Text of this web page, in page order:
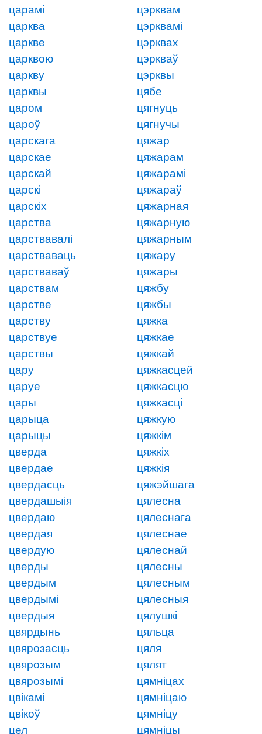
царамі
царква
царкве
царквою
царкву
царквы
царом
цароў
царскага
царскае
царскай
царскі
царскіх
царства
царствавалі
царстваваць
царстваваў
царствам
царстве
царству
царствуе
царствы
цару
царуе
цары
царыца
царыцы
цверда
цвердае
цвердасць
цвердашыія
цвердаю
цвердая
цвердую
цверды
цвердым
цвердымі
цвердыя
цвярдынь
цвярозасць
цвярозым
цвярозымі
цвікамі
цвікоў
цел
цэрквам
цэрквамі
цэрквах
цэркваў
цэрквы
цябе
цягнуць
цягнучы
цяжар
цяжарам
цяжарамі
цяжараў
цяжарная
цяжарную
цяжарным
цяжару
цяжары
цяжбу
цяжбы
цяжка
цяжкае
цяжкай
цяжкасцей
цяжкасцю
цяжкасці
цяжкую
цяжкім
цяжкіх
цяжкія
цяжэйшага
цялесна
цялеснага
цялеснае
цялеснай
цялесны
цялесным
цялесныя
цялушкі
цяльца
цяля
цялят
цямніцах
цямніцаю
цямніцу
цямніцы